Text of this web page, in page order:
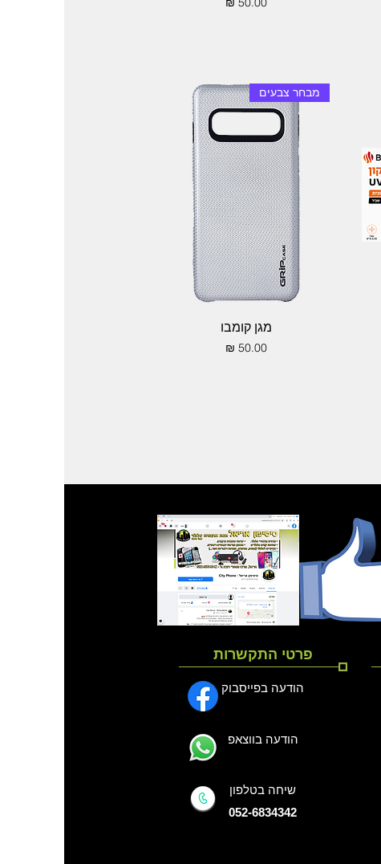
תצוגה מהירה
מבחר צבעים
מגן קומבו
מחיר‏50.00 ‏₪
פרטי התקשרות
הודעה בפייסבוק
הודעה בווצאפ
שיחה בטלפון
052-6834342